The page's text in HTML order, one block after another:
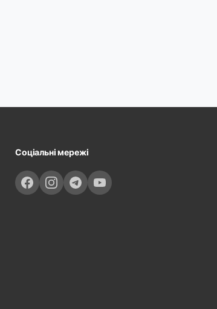
Соціальні мережі